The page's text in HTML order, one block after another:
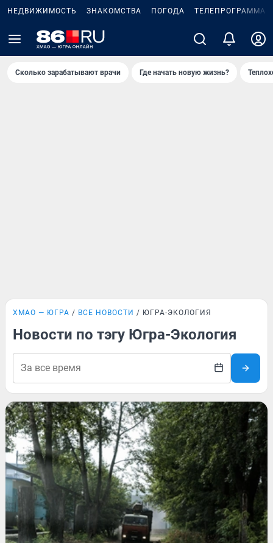
НЕДВИЖИМОСТЬ ЗНАКОМСТВА ПОГОДА ТЕЛЕПРОГРАММА
Сколько зарабатывают врачи Где начать новую жизнь?
ХМАО — ЮГРА ВСЕ НОВОСТИ ЮГРА-ЭКОЛОГИЯ
Новости по тэгу Югра-Экология